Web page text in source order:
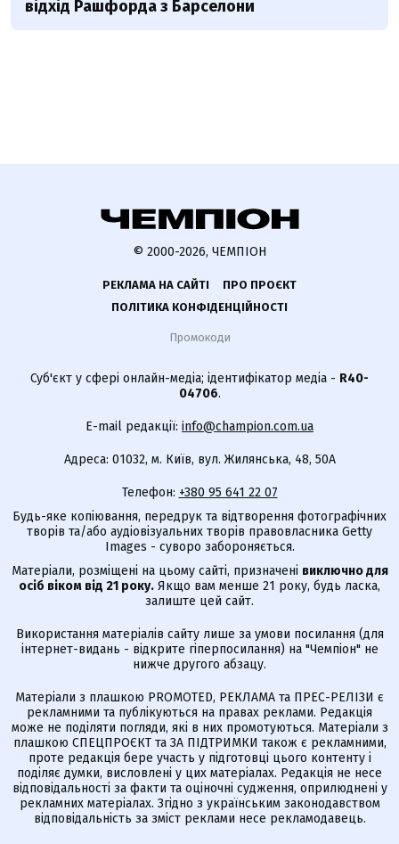
відхід Рашфорда з Барселони
© 2000-2026, ЧЕМПІОН
РЕКЛАМА НА САЙТІ
ПРО ПРОЄКТ
ПОЛІТИКА КОНФІДЕНЦІЙНОСТІ
Промокоди
Суб'єкт у сфері онлайн-медіа; ідентифікатор медіа - R40-
04706.
E-mail редакції: info@champion.com.ua
Адреса: 01032, м. Київ, вул. Жилянська, 48, 50А
Телефон: +380 95 641 22 07
Будь-яке копіювання, передрук та відтворення фотографічних
творів та/або аудіовізуальних творів правовласника Getty
Images - суворо забороняється.
Матеріали, розміщені на цьому сайті, призначені виключно для
осіб віком від 21 року. Якщо вам менше 21 року, будь ласка,
залиште цей сайт.
Використання матеріалів сайту лише за умови посилання (для
інтернет-видань - відкрите гіперпосилання) на "Чемпіон" не
нижче другого абзацу.
Матеріали з плашкою PROMOTED, РЕКЛАМА та ПРЕС-РЕЛІЗИ є
рекламними та публікуються на правах реклами. Редакція
може не поділяти погляди, які в них промотуються. Матеріали з
плашкою СПЕЦПРОЄКТ та ЗА ПІДТРИМКИ також є рекламними,
проте редакція бере участь у підготовці цього контенту і
поділяє думки, висловлені у цих матеріалах. Редакція не несе
відповідальності за факти та оціночні судження, оприлюднені у
рекламних матеріалах. Згідно з українським законодавством
відповідальність за зміст реклами несе рекламодавець.